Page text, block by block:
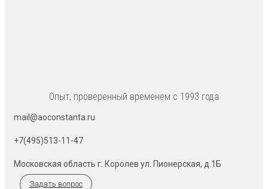
Опыт, проверенный временем с 1993 года
mail@aoconstanta.ru
+7(495)513-11-47
Московская область г. Королев ул. Пионерская, д.1Б
Задать вопрос